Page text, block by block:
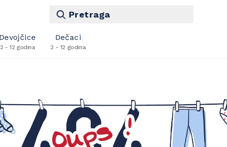
Pretraga
Devojčice
2 - 12 godina
Dečaci
2 - 12 godina